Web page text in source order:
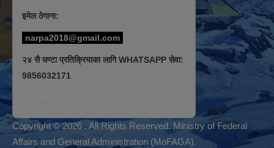
इमेल ठेगाना:
narpa2018@gmail.com
२४ सै घण्टा प्रतिक्रियाका लागि WHATSAPP सेवा:
9856032171
Copyright © 2026 . All Rights Reserved. Ministry of Federal
Affairs and General Administration (MoFAGA).